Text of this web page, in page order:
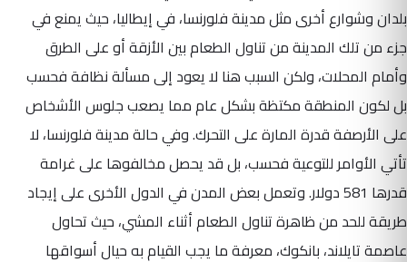
بلدان وشوارع أخرى مثل مدينة فلورنسا، في إيطاليا، حيث يمنع في
جزء من تلك المدينة من تناول الطعام بين الأزقة أو على الطرق
وأمام المحلات، ولكن السبب هنا لا يعود إلى مسألة نظافة فحسب
بل لكون المنطقة مكتظة بشكل عام مما يصعب جلوس الأشخاص
على الأرصفة قدرة المارة على التحرك. وفي حالة مدينة فلورنسا، لا
تأتي الأوامر للتوعية فحسب، بل قد يحصل مخالفوها على غرامة
قدرها 581 دولار. وتعمل بعض المدن في الدول الأخرى على إيجاد
طريقة للحد من ظاهرة تناول الطعام أثناء المشي، حيث تحاول
عاصمة تايلاند، بانكوك، معرفة ما يجب القيام به حيال أسواقها